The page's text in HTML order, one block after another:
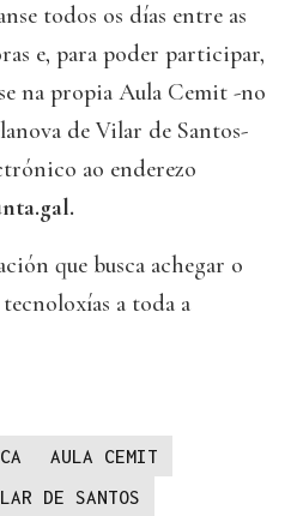
todos os días entre as
e, para poder participar,
na propia Aula Cemit -no
de Vilar de Santos-
ao enderezo
que busca achegar o
a toda a
AULA CEMIT
DE SANTOS